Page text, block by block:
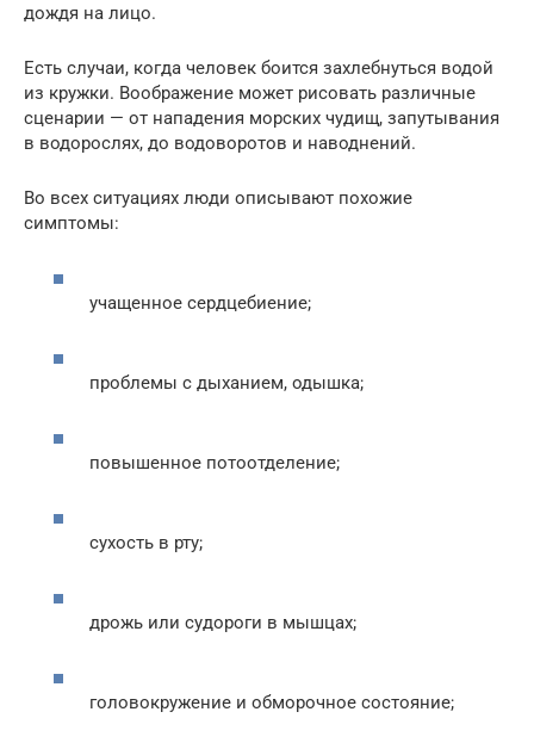
дождя на лицо.
Есть случаи, когда человек боится захлебнуться водой
из кружки. Воображение может рисовать различные
сценарии — от нападения морских чудищ, запутывания
в водорослях, до водоворотов и наводнений.
Во всех ситуациях люди описывают похожие
симптомы:
учащенное сердцебиение;
проблемы с дыханием, одышка;
повышенное потоотделение;
сухость в рту;
дрожь или судороги в мышцах;
головокружение и обморочное состояние;